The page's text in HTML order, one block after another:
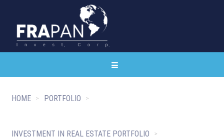
HOME PORTFOLIO
INVESTMENT IN REAL ESTATE PORTFOLIO